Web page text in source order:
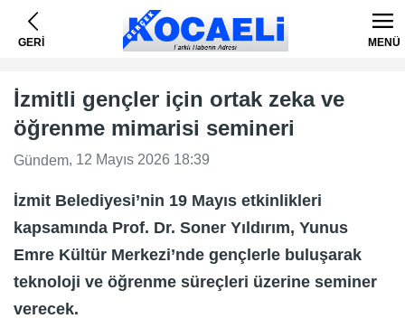
GERİ MENÜ
İzmitli gençler için ortak zeka ve
öğrenme mimarisi semineri
Gündem, 12 Mayıs 2026 18:39
İzmit Belediyesi’nin 19 Mayıs etkinlikleri
kapsamında Prof. Dr. Soner Yıldırım, Yunus
Emre Kültür Merkezi’nde gençlerle buluşarak
teknoloji ve öğrenme süreçleri üzerine seminer
verecek.